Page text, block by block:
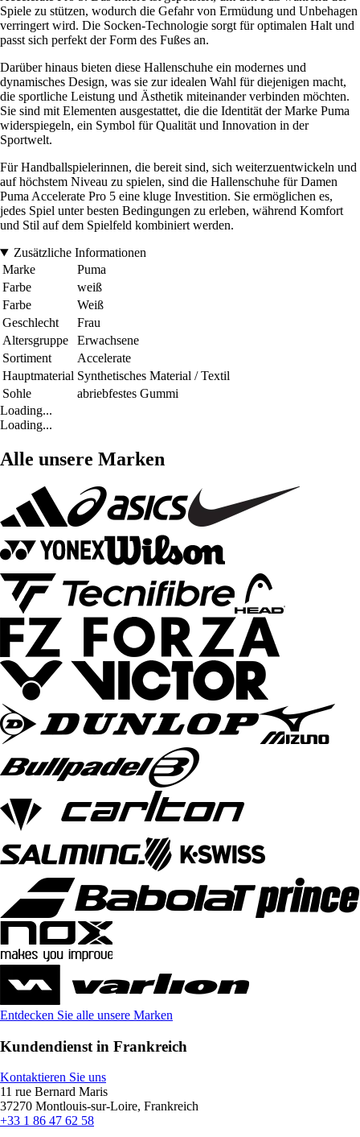
Spiele zu stützen, wodurch die Gefahr von Ermüdung und Unbehagen
verringert wird. Die Socken-Technologie sorgt für optimalen Halt und
passt sich perfekt der Form des Fußes an.
Darüber hinaus bieten diese Hallenschuhe ein modernes und
dynamisches Design, was sie zur idealen Wahl für diejenigen macht,
die sportliche Leistung und Ästhetik miteinander verbinden möchten.
Sie sind mit Elementen ausgestattet, die die Identität der Marke Puma
widerspiegeln, ein Symbol für Qualität und Innovation in der
Sportwelt.
Für Handballspielerinnen, die bereit sind, sich weiterzuentwickeln und
auf höchstem Niveau zu spielen, sind die Hallenschuhe für Damen
Puma Accelerate Pro 5 eine kluge Investition. Sie ermöglichen es,
jedes Spiel unter besten Bedingungen zu erleben, während Komfort
und Stil auf dem Spielfeld kombiniert werden.
Zusätzliche Informationen
Marke
Puma
Farbe
weiß
Farbe
Weiß
Geschlecht
Frau
Altersgruppe
Erwachsene
Sortiment
Accelerate
Hauptmaterial Synthetisches Material / Textil
Sohle
abriebfestes Gummi
Loading...
Loading...
Alle unsere Marken
Entdecken Sie alle unsere Marken
Kundendienst in Frankreich
Kontaktieren Sie uns
11 rue Bernard Maris
37270 Montlouis-sur-Loire, Frankreich
+33 1 86 47 62 58